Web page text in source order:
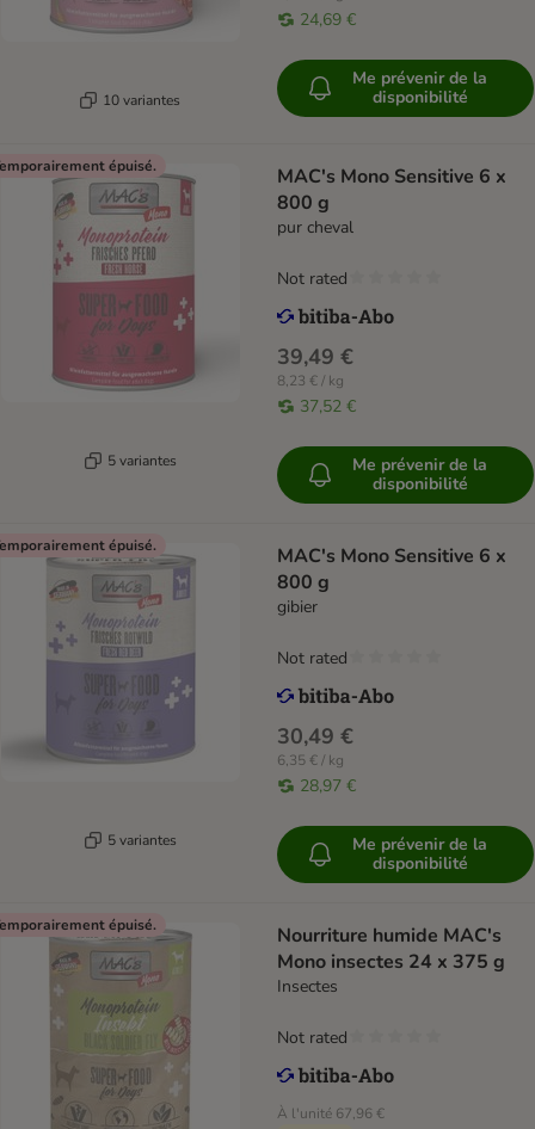
10 variantes
24,69 €
Me prévenir de la
disponibilité
épuisé.
5 variantes
MAC's Mono Sensitive 6 x
800 g
pur cheval
39,49 €
8,23 € / kg
37,52 €
Not rated
Me prévenir de la
disponibilité
épuisé.
5 variantes
MAC's Mono Sensitive 6 x
800 g
gibier
30,49 €
6,35 € / kg
28,97 €
Not rated
Me prévenir de la
disponibilité
épuisé.
Nourriture humide MAC's
Mono insectes 24 x 375 g
Insectes
À l'unité 67,96 €
Not rated